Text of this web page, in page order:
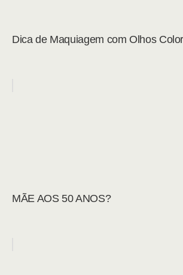
Dica de Maquiagem com Olhos
MÃE AOS 50 ANOS?